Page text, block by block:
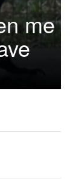
me